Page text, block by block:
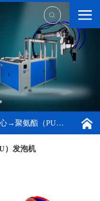
→聚氨酯（PU）发泡机
）发泡机